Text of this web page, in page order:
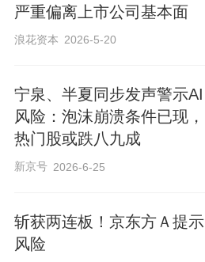
严重偏离上市公司基本面
浪花资本 2026-5-20
宁泉、半夏同步发声警示AI
风险：泡沫崩溃条件已现，
热门股或跌八九成
新京号 2026-6-25
斩获两连板！京东方Ａ提示
风险